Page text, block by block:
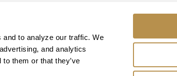
to analyze our traffic. We
and analytics
them or that they’ve